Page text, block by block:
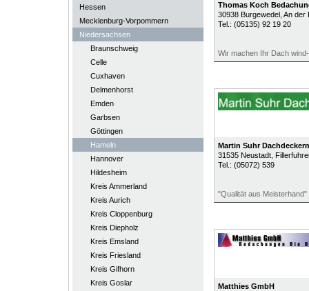
Hessen
Mecklenburg-Vorpommern
Niedersachsen
Braunschweig
Celle
Cuxhaven
Delmenhorst
Emden
Garbsen
Göttingen
Hameln
Hannover
Hildesheim
Kreis Ammerland
Kreis Aurich
Kreis Cloppenburg
Kreis Diepholz
Kreis Emsland
Kreis Friesland
Kreis Gifhorn
Kreis Goslar
Thomas Koch
30938 Burgewedel, An der
Tel.: (05135) 92 19 20
Wir machen Ihr Dach
Martin Suhr
31535 Neustadt,
Tel.: (05072) 539
"Qualität aus Meisterhand"
Matthies GmbH